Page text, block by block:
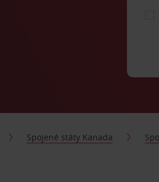
Spojené státy Kanada